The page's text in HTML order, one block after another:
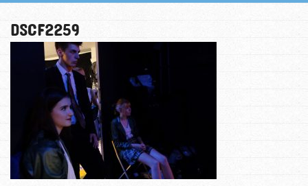
DSCF2259